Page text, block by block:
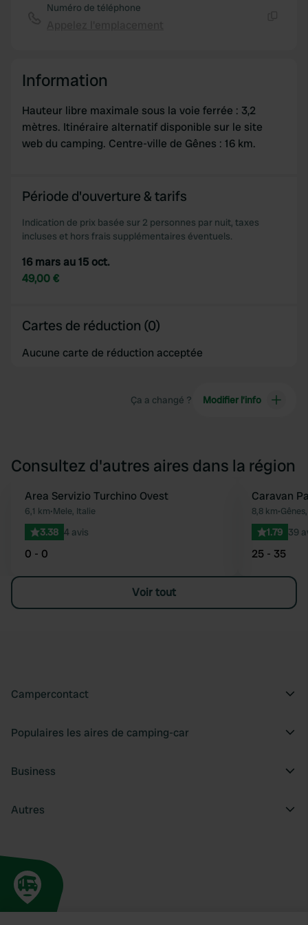
Numéro de téléphone
Information
Hauteur libre maximale sous la voie ferrée : 3,2
mètres. Itinéraire alternatif disponible sur le site
web du camping. Centre-ville de Gênes : 16 km.
Période d'ouverture & tarifs
Indication de prix basée sur 2 personnes par nuit, taxes
incluses et hors frais supplémentaires éventuels.
16 mars au 15 oct.
49,00 €
Cartes de réduction (0)
Aucune carte de réduction acceptée
Ça a changé ? Modifier l’info
Consultez d'autres aires dans la région
Préféré
Area Servizio Turchino Ovest
6,1 km•Mele, Italie
3.38 4 avis
0 - 0
Caravan
8,8 km•
1.79 39
25 - 35
Voir tout
Campercontact
Populaires les aires de camping-car
Business
Autres